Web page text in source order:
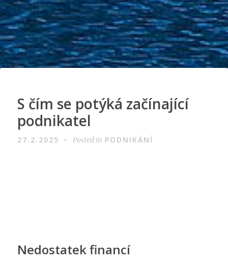
S čím se potýká začínající
podnikatel
27.2.2025 Posted in PODNIKÁNÍ
Nedostatek financí